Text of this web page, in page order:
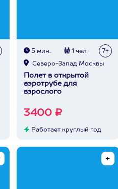
5 мин. 1 чел 7+
Северо-Запад Москвы
Полет в открытой
аэротрубе для
взрослого
3400 ₽
Работает круглый год